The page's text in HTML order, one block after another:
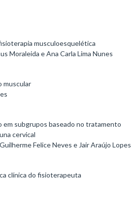
musculoesquelética
Moraleida e Ana Carla Lima Nunes
muscular
em subgrupos baseado no tratamento
cervical
Felice Neves e Jair Araújo Lopes
clínica do fisioterapeuta